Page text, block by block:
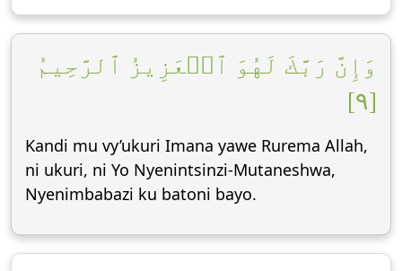
وَإِنَّ رَبَّكَ لَهُوَ ٱلۡعَزِيزُ ٱلرَّحِيمُ
[٩]
Kandi mu vy’ukuri Imana yawe Rurema Allah,
ni ukuri, ni Yo Nyenintsinzi-Mutaneshwa,
Nyenimbabazi ku batoni bayo.